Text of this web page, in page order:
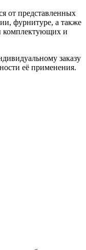
от представленных
фурнитуре, а также
комплектующих и
заказу
её применения.